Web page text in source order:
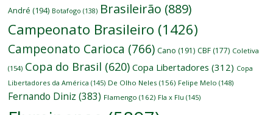
André (194) Botafogo (138) Brasileirão (889)
Campeonato Brasileiro (1426)
Campeonato Carioca (766) Cano (191) CBF (177) Coletiva
(154) Copa do Brasil (620) Copa Libertadores (312) Copa
Libertadores da América (145) De Olho Neles (156) Felipe Melo (148)
Fernando Diniz (383) Flamengo (162) Fla x Flu (145)